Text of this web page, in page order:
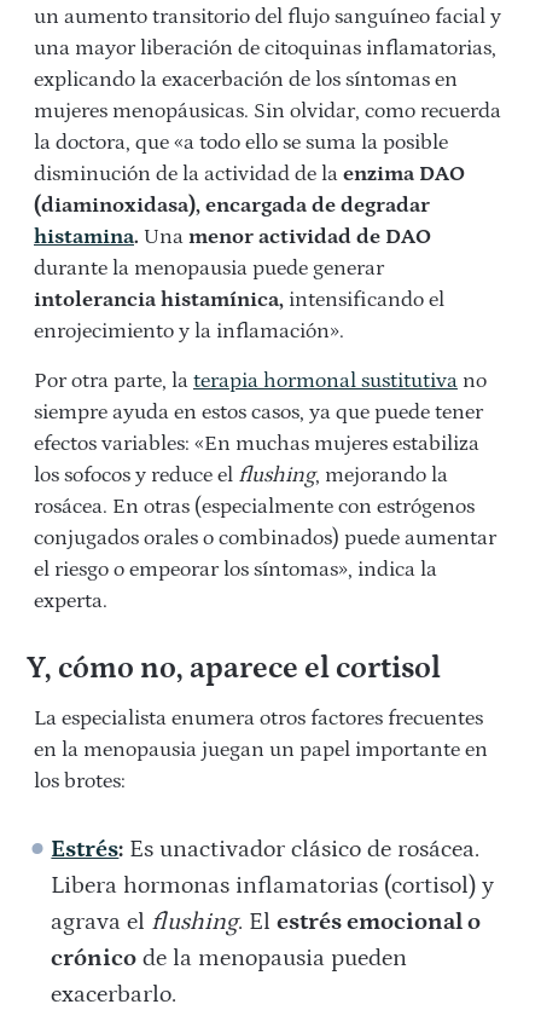
un aumento transitorio del flujo sanguíneo facial y
una mayor liberación de citoquinas inflamatorias,
explicando la exacerbación de los síntomas en
mujeres menopáusicas. Sin olvidar, como recuerda
la doctora, que «a todo ello se suma la posible
disminución de la actividad de la enzima DAO
(diaminoxidasa), encargada de degradar
histamina. Una menor actividad de DAO
durante la menopausia puede generar
intolerancia histamínica, intensificando el
enrojecimiento y la inflamación».
Por otra parte, la terapia hormonal sustitutiva no
siempre ayuda en estos casos, ya que puede tener
efectos variables: «En muchas mujeres estabiliza
los sofocos y reduce el flushing, mejorando la
rosácea. En otras (especialmente con estrógenos
conjugados orales o combinados) puede aumentar
el riesgo o empeorar los síntomas», indica la
experta.
Y, cómo no, aparece el cortisol
La especialista enumera otros factores frecuentes
en la menopausia juegan un papel importante en
los brotes:
Estrés: Es unactivador clásico de rosácea.
Libera hormonas inflamatorias (cortisol) y
agrava el flushing. Elestrés emocional o
crónico de la menopausia pueden
exacerbarlo.